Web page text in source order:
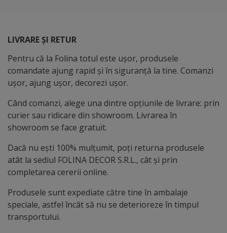
LIVRARE ȘI RETUR
Pentru că la Folina totul este ușor, produsele
comandate ajung rapid și în siguranță la tine. Comanzi
ușor, ajung ușor, decorezi ușor.
Când comanzi, alege una dintre opțiunile de livrare: prin
curier sau ridicare din showroom. Livrarea în
showroom se face gratuit.
Dacă nu ești 100% mulțumit, poți returna produsele
atât la sediul FOLINA DECOR S.R.L., cât și prin
completarea cererii online.
Produsele sunt expediate către tine în ambalaje
speciale, astfel încât să nu se deterioreze în timpul
transportului.